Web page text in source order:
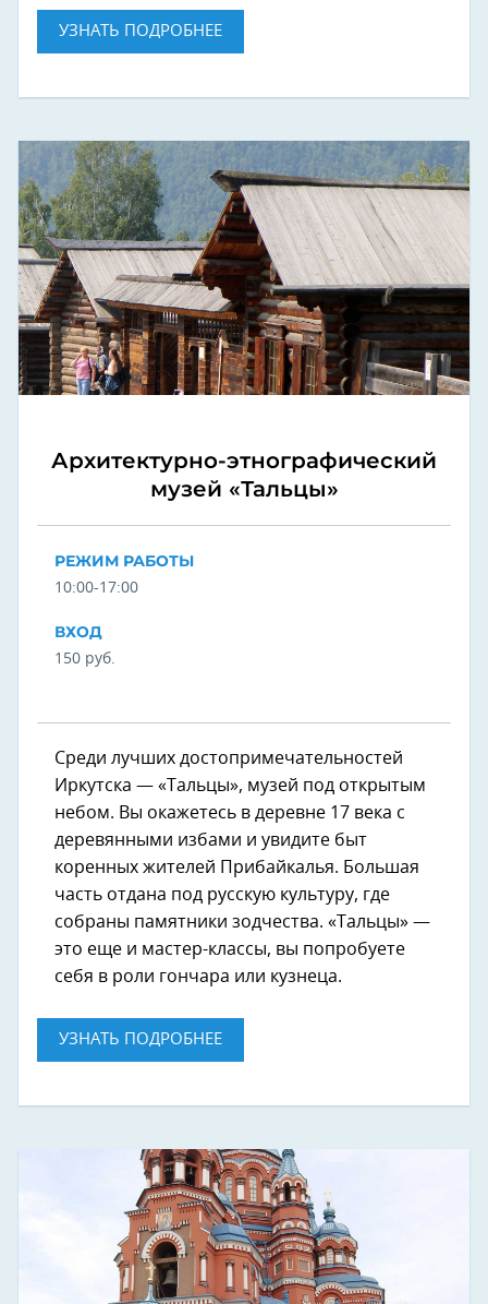
УЗНАТЬ ПОДРОБНЕЕ
Архитектурно-этнографический
музей «Тальцы»
РЕЖИМ РАБОТЫ
10:00-17:00
ВХОД
150 руб.
Среди лучших достопримечательностей
Иркутска — «Тальцы», музей под открытым
небом. Вы окажетесь в деревне 17 века с
деревянными избами и увидите быт
коренных жителей Прибайкалья. Большая
часть отдана под русскую культуру, где
собраны памятники зодчества. «Тальцы» —
это еще и мастер-классы, вы попробуете
себя в роли гончара или кузнеца.
УЗНАТЬ ПОДРОБНЕЕ